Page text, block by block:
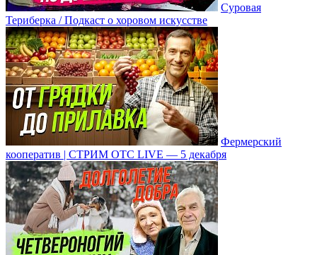
Суровая
Териберка / Подкаст о хоровом искусстве
Фермерский
кооператив | СТРИМ ОТС LIVE — 5 декабря